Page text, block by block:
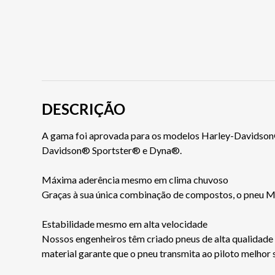
DESCRIÇÃO
A gama foi aprovada para os modelos Harley-
Davidson® Sportster® e Dyna®.
Máxima aderência mesmo em clima chuvoso
Graças à sua única combinação de compostos, o pneu
Estabilidade mesmo em alta velocidade
Nossos engenheiros têm criado pneus de alta
material garante que o pneu transmita ao piloto melhor